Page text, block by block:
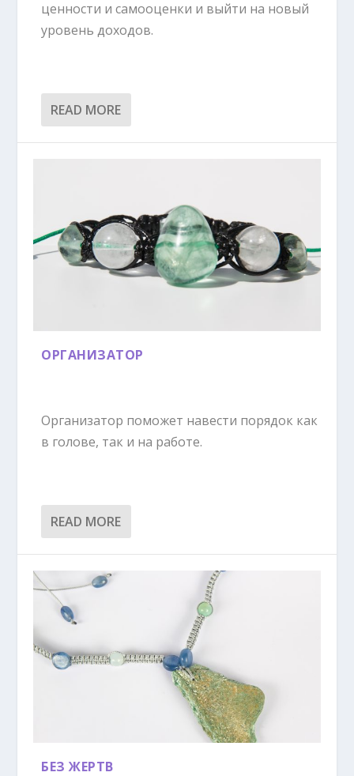
ценности и самооценки и выйти на новый
уровень доходов.
READ MORE
ОРГАНИЗАТОР
Организатор поможет навести порядок как
в голове, так и на работе.
READ MORE
БЕЗ ЖЕРТВ